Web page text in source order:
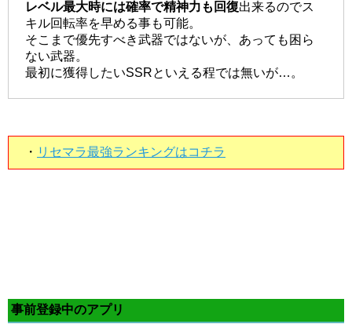
レベル最大時には確率で精神力も回復出来るのでス
キル回転率を早める事も可能。
そこまで優先すべき武器ではないが、あっても困ら
ない武器。
最初に獲得したいSSRといえる程では無いが…。
・ リセマラ最強ランキングはコチラ
事前登録中のアプリ